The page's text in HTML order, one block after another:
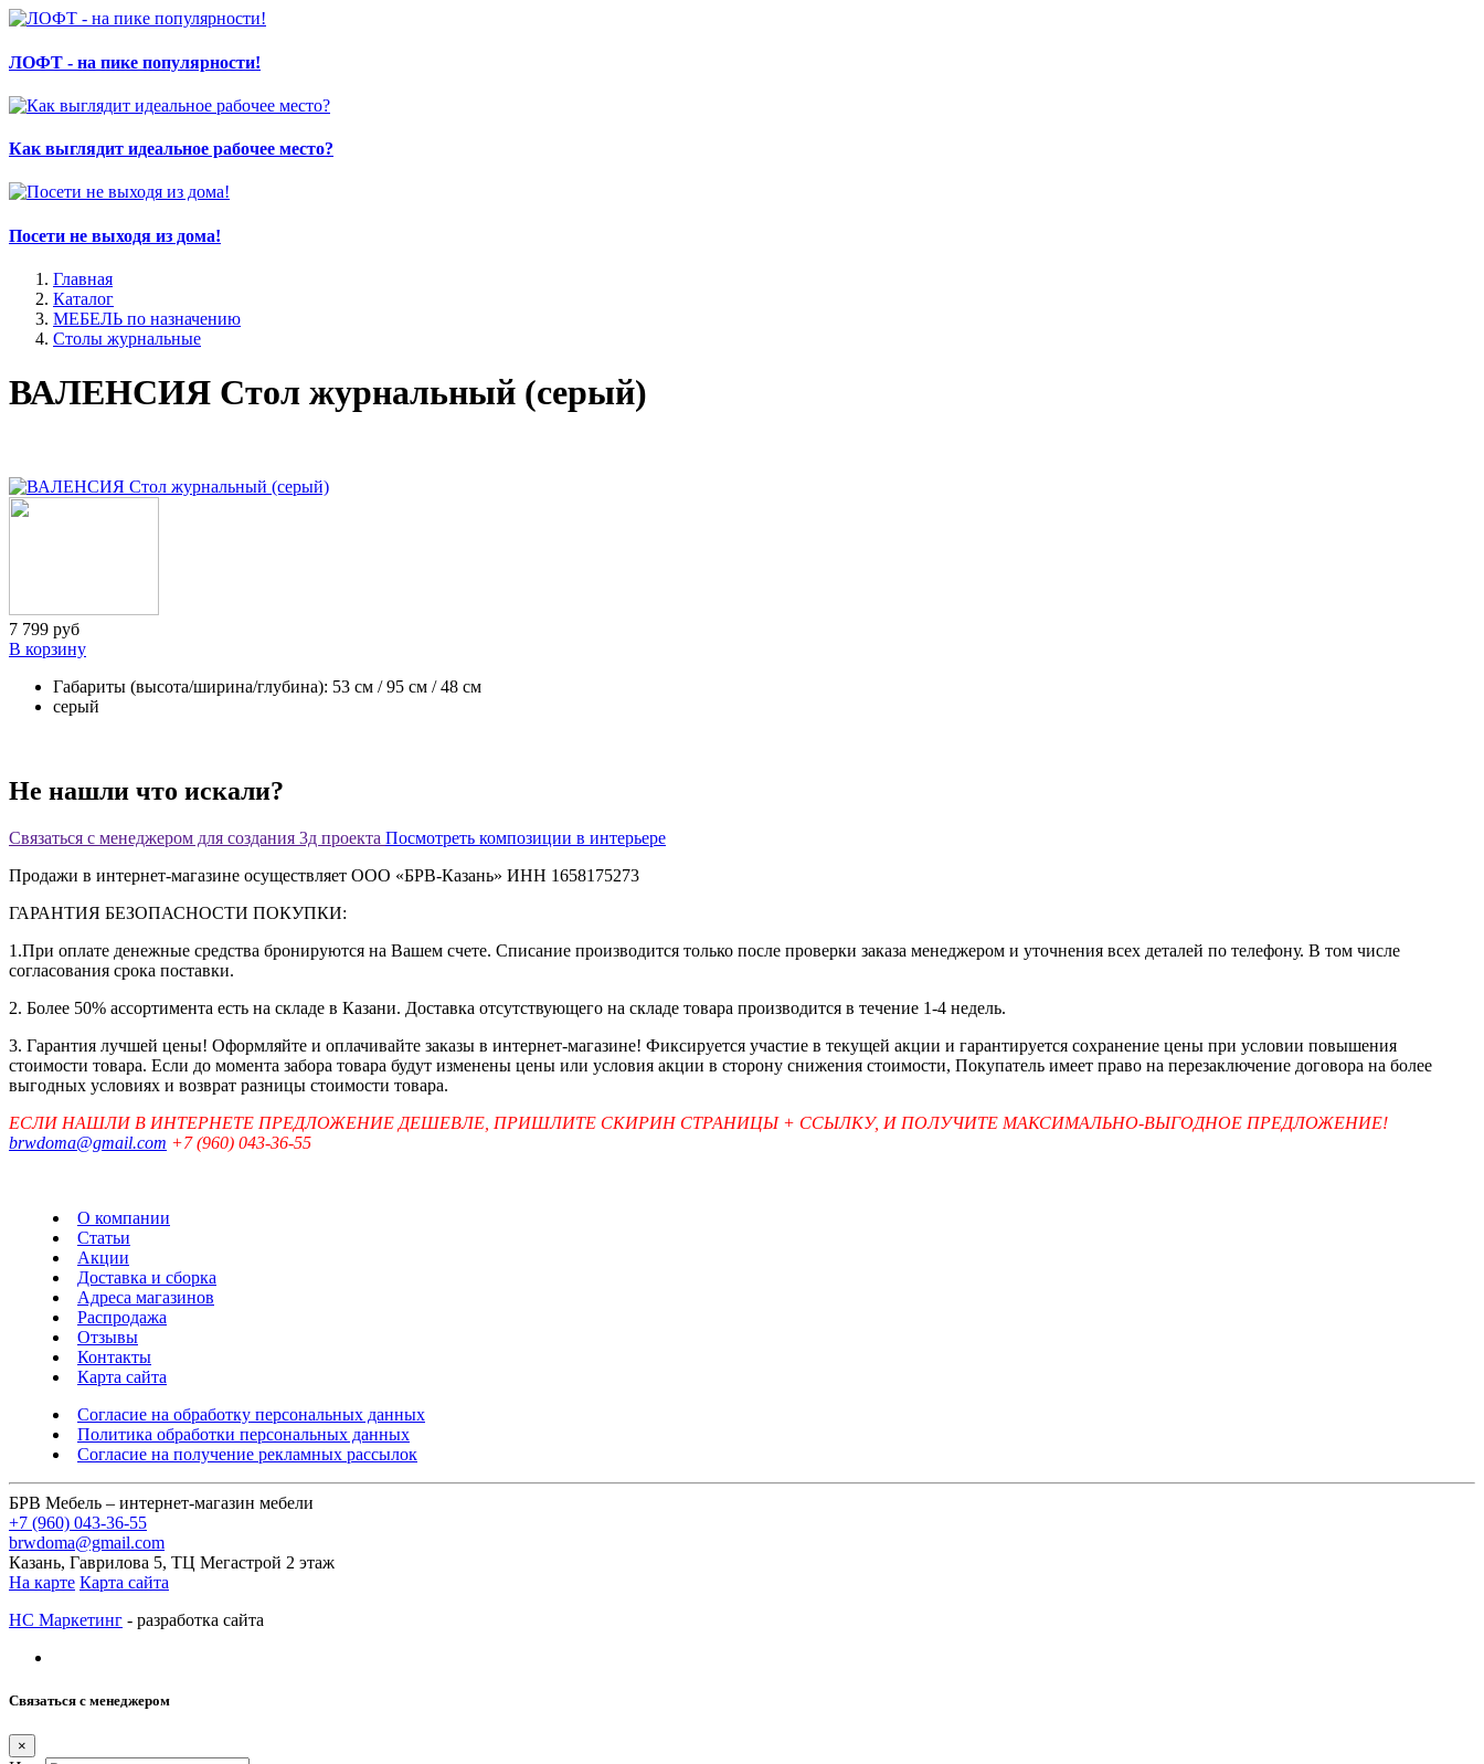
ЛОФТ - на пике популярности!
Как выглядит идеальное рабочее место?
Посети не выходя из дома!
Главная
Каталог
МЕБЕЛЬ по назначению
Столы журнальные
ВАЛЕНСИЯ Стол журнальный (серый)
7 799 руб
В корзину
Габариты (высота/ширина/глубина): 53 см / 95 см / 48 см
серый
Не нашли что искали?
Связаться с менеджером для создания 3д проекта Посмотреть композиции в интерьере
Продажи в интернет-магазине осуществляет ООО «БРВ-Казань» ИНН 1658175273
ГАРАНТИЯ БЕЗОПАСНОСТИ ПОКУПКИ:
1.При оплате денежные средства бронируются на Вашем счете. Списание производится только после проверки заказа менеджером и уточнения всех деталей по телефону. В том числе
согласования срока поставки.
2. Более 50% ассортимента есть на складе в Казани. Доставка отсутствующего на складе товара производится в течение 1-4 недель.
3. Гарантия лучшей цены! Оформляйте и оплачивайте заказы в интернет-магазине! Фиксируется участие в текущей акции и гарантируется сохранение цены при условии повышения
стоимости товара. Если до момента забора товара будут изменены цены или условия акции в сторону снижения стоимости, Покупатель имеет право на перезаключение договора на более
выгодных условиях и возврат разницы стоимости товара.
ЕСЛИ НАШЛИ В ИНТЕРНЕТЕ ПРЕДЛОЖЕНИЕ ДЕШЕВЛЕ, ПРИШЛИТЕ СКИРИН СТРАНИЦЫ + ССЫЛКУ, И ПОЛУЧИТЕ МАКСИМАЛЬНО-ВЫГОДНОЕ ПРЕДЛОЖЕНИЕ!
brwdoma@gmail.com +7 (960) 043-36-55
О компании
Статьи
Акции
Доставка и сборка
Адреса магазинов
Распродажа
Отзывы
Контакты
Карта сайта
Согласие на обработку персональных данных
Политика обработки персональных данных
Согласие на получение рекламных рассылок
БРВ Мебель – интернет-магазин мебели
+7 (960) 043-36-55
brwdoma@gmail.com
Казань, Гаврилова 5, ТЦ Мегастрой 2 этаж
На карте Карта сайта
НС Маркетинг - разработка сайта
Связаться с менеджером
×